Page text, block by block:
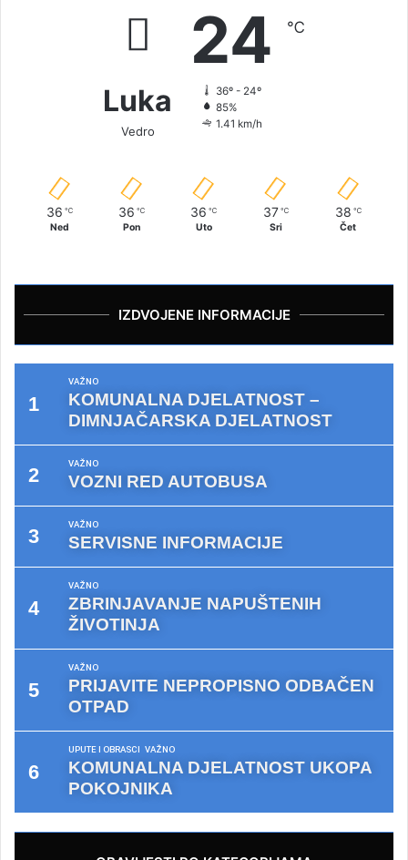
Luka
Vedro
24 ℃
36º - 24º
85%
1.41 km/h
36 ℃
Ned
36 ℃
Pon
36 ℃
Uto
37 ℃
Sri
38 ℃
Čet
IZDVOJENE INFORMACIJE
VAŽNO
KOMUNALNA DJELATNOST –
DIMNJAČARSKA DJELATNOST
VAŽNO
VOZNI RED AUTOBUSA
VAŽNO
SERVISNE INFORMACIJE
VAŽNO
ZBRINJAVANJE NAPUŠTENIH
ŽIVOTINJA
VAŽNO
PRIJAVITE NEPROPISNO ODBAČEN
OTPAD
UPUTE I OBRASCI VAŽNO
KOMUNALNA DJELATNOST UKOPA
POKOJNIKA